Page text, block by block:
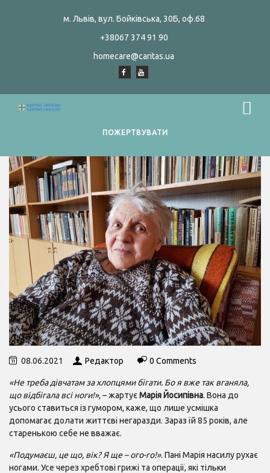
м. Львів, вул. Бойківська, 30Б, оф.68
+38067 374 91 90
homecare@caritas.ua
ПОЖЕРТВУВАТИ
08.06.2021 Редактор 0 Comments
«Не треба дівчатам за хлопцями бігати. Бо я вже так вганяла,
що відбігала всі ноги!», – жартуєМарія Йосипівна. Вона до
усього ставиться із гумором, каже, що лише усмішка
допомагає долати життєві негаразди. Зараз їй 85 років, але
старенькою себе не вважає.
«Подумаєш, це що, вік? Я ще – ого-го!». Пані Марія насилу рухає
ногами. Усе через хребтові грижі та операції, які тільки